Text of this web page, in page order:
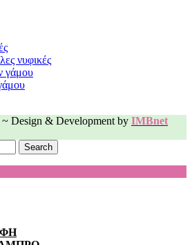
νυφικές
γάμου
Design & Development by IMBnet
Search